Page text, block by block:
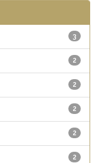
3
2
2
2
2
2